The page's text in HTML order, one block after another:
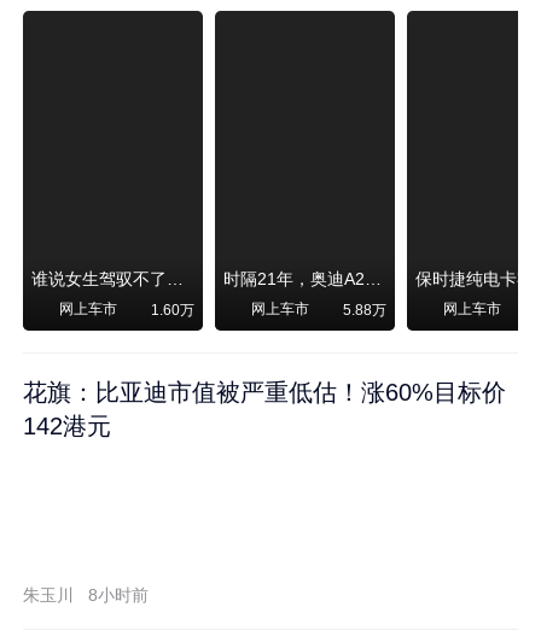
谁说女生驾驭不了大SUV？看我开问界M6驰骋坝上草原！
网上车市 1.60万
时隔21年，奥迪A2强势归来！
网上车市 5.88万 网上车市
花旗：比亚迪市值被严重低估！涨60%目标价
142港元
朱玉川 8小时前